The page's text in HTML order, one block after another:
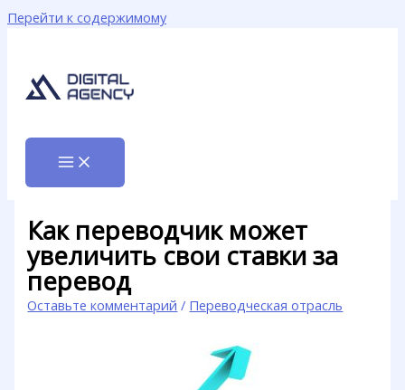
Перейти к содержимому
Как переводчик может
увеличить свои ставки за
перевод
Оставьте комментарий / Переводческая отрасль